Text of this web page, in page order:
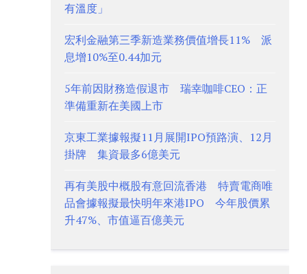
有溫度」
宏利金融第三季新造業務價值增長11% 派
息增10%至0.44加元
5年前因財務造假退市 瑞幸咖啡CEO：正
準備重新在美國上市
京東工業據報擬11月展開IPO預路演、12月
掛牌 集資最多6億美元
再有美股中概股有意回流香港 特賣電商唯
品會據報擬最快明年來港IPO 今年股價累
升47%、市值逼百億美元